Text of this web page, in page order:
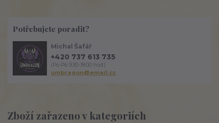
Zboží zařazeno v kategoriích
Potřebujete poradit?
Michal Šafář
+420 737 613 735
(Po-Pá 9:30-18:00 hod.)
umbragon@email.cz